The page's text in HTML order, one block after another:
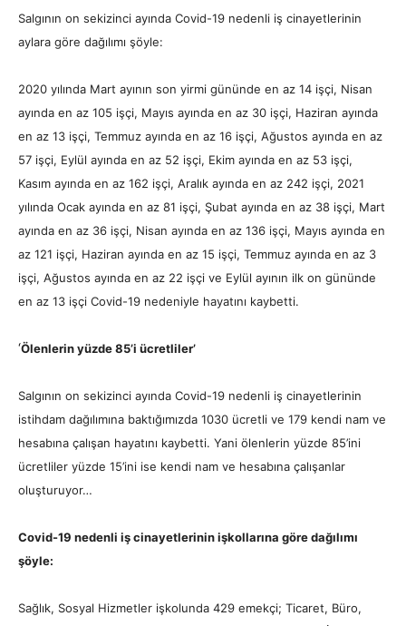
Salgının on sekizinci ayında Covid-19 nedenli iş cinayetlerinin
aylara göre dağılımı şöyle:
2020 yılında Mart ayının son yirmi gününde en az 14 işçi, Nisan
ayında en az 105 işçi, Mayıs ayında en az 30 işçi, Haziran ayında
en az 13 işçi, Temmuz ayında en az 16 işçi, Ağustos ayında en az
57 işçi, Eylül ayında en az 52 işçi, Ekim ayında en az 53 işçi,
Kasım ayında en az 162 işçi, Aralık ayında en az 242 işçi, 2021
yılında Ocak ayında en az 81 işçi, Şubat ayında en az 38 işçi, Mart
ayında en az 36 işçi, Nisan ayında en az 136 işçi, Mayıs ayında en
az 121 işçi, Haziran ayında en az 15 işçi, Temmuz ayında en az 3
işçi, Ağustos ayında en az 22 işçi ve Eylül ayının ilk on gününde
en az 13 işçi Covid-19 nedeniyle hayatını kaybetti.
‘Ölenlerin yüzde 85’i ücretliler’
Salgının on sekizinci ayında Covid-19 nedenli iş cinayetlerinin
istihdam dağılımına baktığımızda 1030 ücretli ve 179 kendi nam ve
hesabına çalışan hayatını kaybetti. Yani ölenlerin yüzde 85’ini
ücretliler yüzde 15’ini ise kendi nam ve hesabına çalışanlar
oluşturuyor…
Covid-19 nedenli iş cinayetlerinin işkollarına göre dağılımı
şöyle:
Sağlık, Sosyal Hizmetler işkolunda 429 emekçi; Ticaret, Büro,